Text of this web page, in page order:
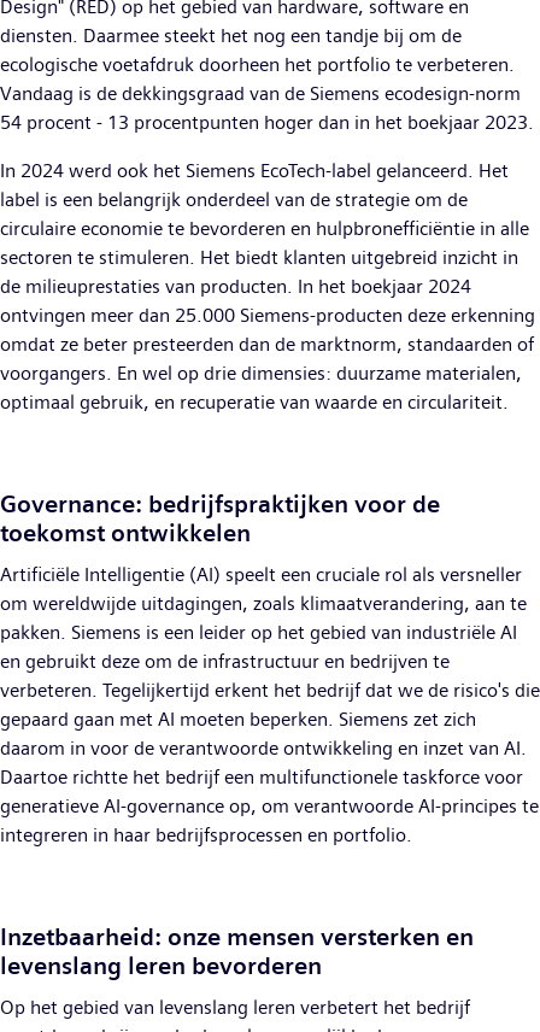
Design" (RED) op het gebied van hardware, software en
diensten. Daarmee steekt het nog een tandje bij om de
ecologische voetafdruk doorheen het portfolio te verbeteren.
Vandaag is de dekkingsgraad van de Siemens ecodesign-norm
54 procent - 13 procentpunten hoger dan in het boekjaar 2023.
In 2024 werd ook het Siemens EcoTech-label gelanceerd. Het
label is een belangrijk onderdeel van de strategie om de
circulaire economie te bevorderen en hulpbronefficiëntie in alle
sectoren te stimuleren. Het biedt klanten uitgebreid inzicht in
de milieuprestaties van producten. In het boekjaar 2024
ontvingen meer dan 25.000 Siemens-producten deze erkenning
omdat ze beter presteerden dan de marktnorm, standaarden of
voorgangers. En wel op drie dimensies: duurzame materialen,
optimaal gebruik, en recuperatie van waarde en circulariteit.
Governance: bedrijfspraktijken voor de
toekomst ontwikkelen
Artificiële Intelligentie (AI) speelt een cruciale rol als versneller
om wereldwijde uitdagingen, zoals klimaatverandering, aan te
pakken. Siemens is een leider op het gebied van industriële AI
en gebruikt deze om de infrastructuur en bedrijven te
verbeteren. Tegelijkertijd erkent het bedrijf dat we de risico's die
gepaard gaan met AI moeten beperken. Siemens zet zich
daarom in voor de verantwoorde ontwikkeling en inzet van AI.
Daartoe richtte het bedrijf een multifunctionele taskforce voor
generatieve AI-governance op, om verantwoorde AI-principes te
integreren in haar bedrijfsprocessen en portfolio.
Inzetbaarheid: onze mensen versterken en
levenslang leren bevorderen
Op het gebied van levenslang leren verbetert het bedrijf